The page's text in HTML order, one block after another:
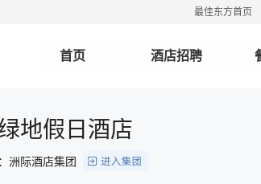
最佳东方首页
首页 酒店招聘
地假日酒店
洲际酒店集团